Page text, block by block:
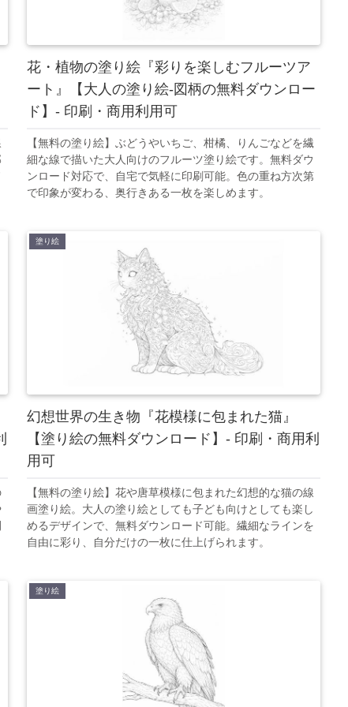
花・植物の塗り絵『彩りを楽しむフルーツア
ート』【大人の塗り絵-図柄の無料ダウンロー
ド】- 印刷・商用利用可
【無料の塗り絵】ぶどうやいちご、柑橘、りんごなどを繊
細な線で描いた大人向けのフルーツ塗り絵です。無料ダウ
ンロード対応で、自宅で気軽に印刷可能。色の重ね方次第
で印象が変わる、奥行きある一枚を楽しめます。
塗り絵
幻想世界の生き物『花模様に包まれた猫』
【塗り絵の無料ダウンロード】- 印刷・商用利
用可
【無料の塗り絵】花や唐草模様に包まれた幻想的な猫の線
画塗り絵。大人の塗り絵としても子ども向けとしても楽し
めるデザインで、無料ダウンロード可能。繊細なラインを
自由に彩り、自分だけの一枚に仕上げられます。
塗り絵